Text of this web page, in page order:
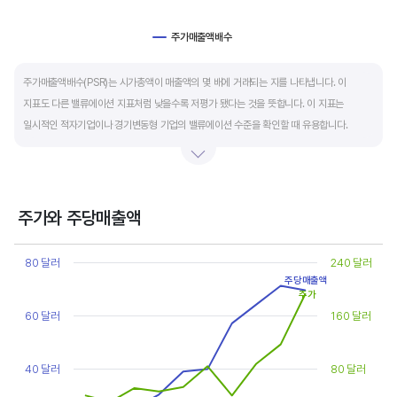
주가매출액배수
주가매출액배수(PSR)는 시가총액이 매출액의 몇 배에 거래되는 지를 나타냅니다. 이
지표도 다른 밸류에이션 지표처럼 낮을수록 저평가 됐다는 것을 뜻합니다. 이 지표는
일시적인 적자기업이나 경기변동형 기업의 밸류에이션 수준을 확인할 때 유용합니다.
주가와 주당매출액
Chart
Line chart with 2 lines.
The chart has 1 X axis displaying categories.
The chart has 2 Y axes displaying values, and values.
40 달러
60 달러
80 달러
80 달러
160 달러
240 달러
주당매출액
주가